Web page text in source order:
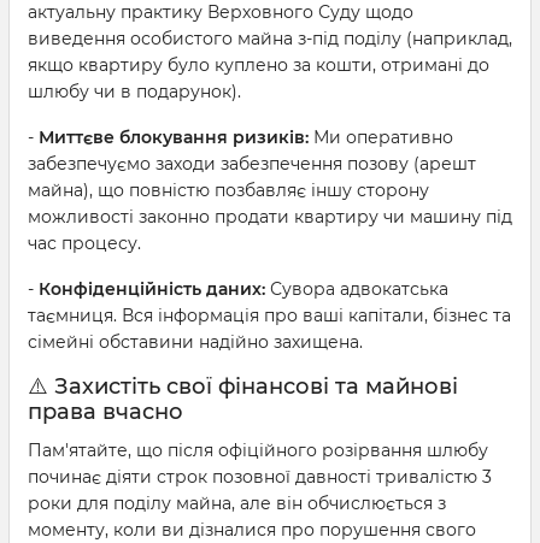
актуальну практику Верховного Суду щодо
виведення особистого майна з-під поділу (наприклад,
якщо квартиру було куплено за кошти, отримані до
шлюбу чи в подарунок).
- Миттєве блокування ризиків: Ми оперативно
забезпечуємо заходи забезпечення позову (арешт
майна), що повністю позбавляє іншу сторону
можливості законно продати квартиру чи машину під
час процесу.
- Конфіденційність даних: Сувора адвокатська
таємниця. Вся інформація про ваші капітали, бізнес та
сімейні обставини надійно захищена.
⚠️ Захистіть свої фінансові та майнові
права вчасно
Пам'ятайте, що після офіційного розірвання шлюбу
починає діяти строк позовної давності тривалістю 3
роки для поділу майна, але він обчислюється з
моменту, коли ви дізналися про порушення свого